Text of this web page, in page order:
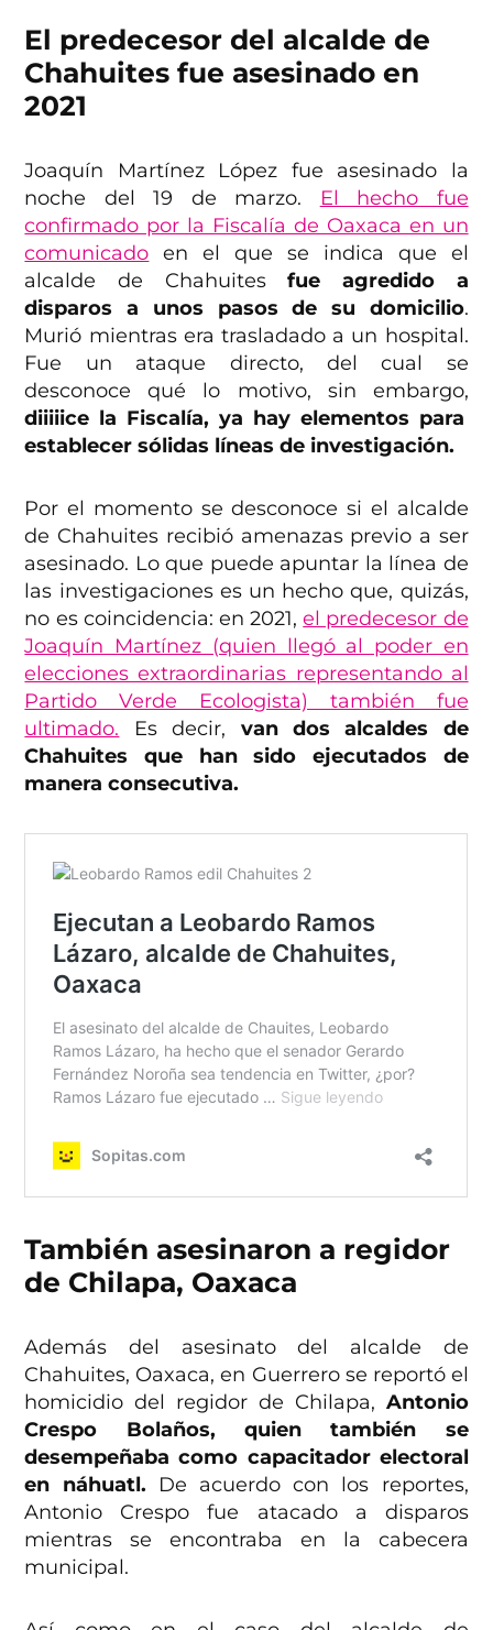
El predecesor del alcalde de
Chahuites fue asesinado en
2021
Joaquín Martínez López fue asesinado la
noche del 19 de marzo.
El hecho fue
confirmado por la Fiscalía de Oaxaca en un
comunicado en el que se indica que el
alcalde de Chahuitesfue agredido a
disparos a unos pasos de su domicilio.
Murió mientras era trasladado a un hospital.
Fue un ataque directo, del cual se
desconoce qué lo motivo, sin embargo,
diiiiice la Fiscalía, ya hay elementos para
establecer sólidas líneas de investigación.
Por el momento se desconoce si el alcalde
de Chahuites recibió amenazas previo a ser
asesinado. Lo que puede apuntar la línea de
las investigaciones es un hecho que, quizás,
no es coincidencia: en 2021,el predecesor de
Joaquín Martínez (quien llegó al poder en
elecciones extraordinarias representando al
Partido Verde Ecologista) también fue
ultimado. Es decir, van dos alcaldes de
Chahuites que han sido ejecutados de
manera consecutiva.
También asesinaron a regidor
de Chilapa, Oaxaca
Además del asesinato del alcalde de
Chahuites, Oaxaca, en Guerrero se reportó el
homicidio del regidor de Chilapa, Antonio
Crespo Bolaños, quien también se
desempeñaba como capacitador electoral
en náhuatl. De acuerdo con los reportes,
Antonio Crespo fue atacado a disparos
mientras se encontraba en la cabecera
municipal.